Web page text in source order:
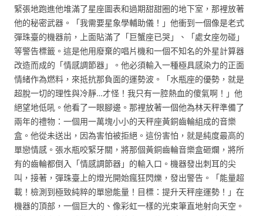
緊張地跑進他堆滿了星座圖表和過期甜甜圈的地下室，那裡放著
他的秘密武器。「我需要星象學輔助儀！」他衝到一個像是老式
彈珠臺的機器前，上面貼滿了「巨蟹座已哭」、「處女座勿碰」
等警告標籤。這是他用廢棄的唱片機和一個不知名的外星計算器
改造而成的「情感調節器」。他必須輸入一種極具感染力的正面
情緒作為燃料，來抵抗那負面的運勢波。「水瓶座的優勢，就是
超脫一切的理性與冷靜…才怪！我只有一腔熱血的傻氣啊！」他
絕望地低吼。他看了一眼腳邊。那裡放著一個他為林天秤準備了
兩年的禮物：一個用一萬塊小小的天秤座黃銅齒輪組成的音樂
盒。他從未送出，因為害怕被拒絕。這份害怕，就是純度最高的
單戀情感。張水瓶咬緊牙關，將那個黃銅齒輪音樂盒砸爛，將所
有的齒輪都倒入「情感調節器」的輸入口。機器發出刺耳的尖
叫，接著，彈珠臺上的燈光開始瘋狂閃爍，發出警告。「能量超
載！檢測到極致純粹的單戀能量！目標：提升天秤座運勢！」在
機器的頂部，一個巨大的、像彩虹一樣的光束筆直地射向天空。